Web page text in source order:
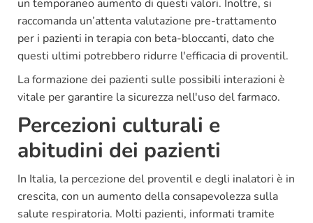
un temporaneo aumento di questi valori. Inoltre, si
raccomanda un’attenta valutazione pre-trattamento
per i pazienti in terapia con beta-bloccanti, dato che
questi ultimi potrebbero ridurre l'efficacia di proventil.
La formazione dei pazienti sulle possibili interazioni è
vitale per garantire la sicurezza nell'uso del farmaco.
Percezioni culturali e
abitudini dei pazienti
In Italia, la percezione del proventil e degli inalatori è in
crescita, con un aumento della consapevolezza sulla
salute respiratoria. Molti pazienti, informati tramite